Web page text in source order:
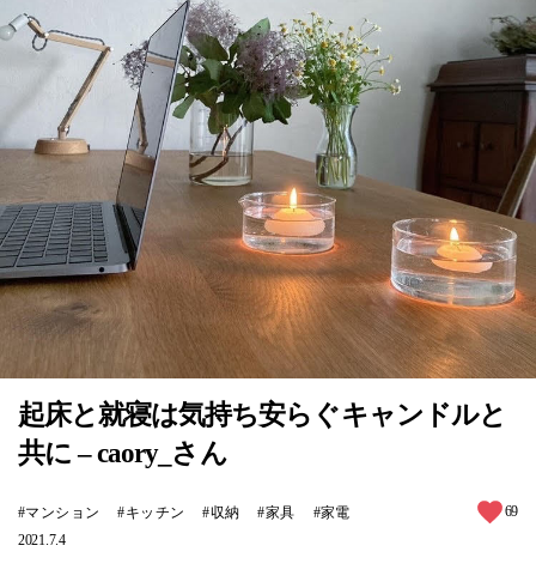
起床と就寝は気持ち安らぐキャンドルと
共に – caory_さん
マンション キッチン 収納 家具 家電
69
2021.7.4